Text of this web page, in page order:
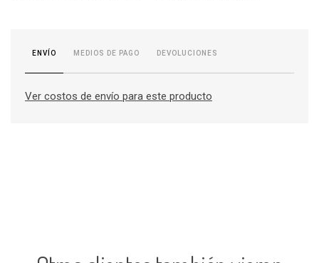
ENVÍO MEDIOS DE PAGO DEVOLUCIONES
Ver costos de envío para este producto